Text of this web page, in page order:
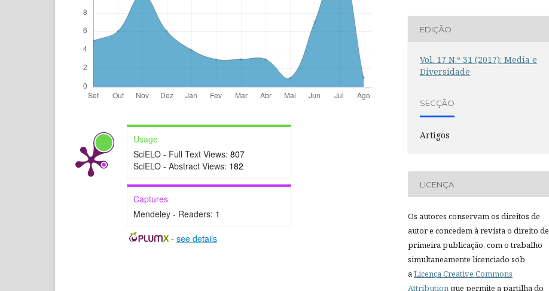
Usage
SciELO - Full Text Views: 807
SciELO - Abstract Views: 182
Captures
Mendeley - Readers: 1
- see details
EDIÇÃO
Vol. 17 N.º 31 (2017): Media e
Diversidade
SECÇÃO
Artigos
LICENÇA
Os autores conservam os direitos de
autor e concedem à revista o direito de
primeira publicação, com o trabalho
simultaneamente licenciado sob
aLicença Creative Commons
Attributionque permite a partilha do